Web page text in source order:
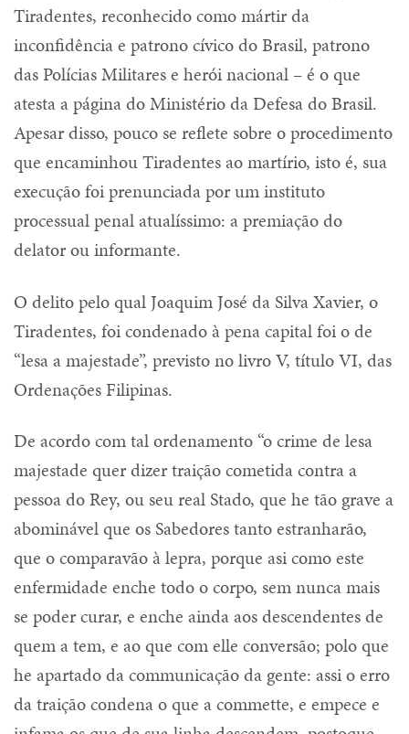
Tiradentes, reconhecido como mártir da
inconfidência e patrono cívico do Brasil, patrono
das Polícias Militares e herói nacional – é o que
atesta a página do Ministério da Defesa do Brasil.
Apesar disso, pouco se reflete sobre o procedimento
que encaminhou Tiradentes ao martírio, isto é, sua
execução foi prenunciada por um instituto
processual penal atualíssimo: a premiação do
delator ou informante.
O delito pelo qual Joaquim José da Silva Xavier, o
Tiradentes, foi condenado à pena capital foi o de
“lesa a majestade”, previsto no livro V, título VI, das
Ordenações Filipinas.
De acordo com tal ordenamento “o crime de lesa
majestade quer dizer traição cometida contra a
pessoa do Rey, ou seu real Stado, que he tão grave a
abominável que os Sabedores tanto estranharão,
que o comparavão à lepra, porque asi como este
enfermidade enche todo o corpo, sem nunca mais
se poder curar, e enche ainda aos descendentes de
quem a tem, e ao que com elle conversão; polo que
he apartado da communicação da gente: assi o erro
da traição condena o que a commette, e empece e